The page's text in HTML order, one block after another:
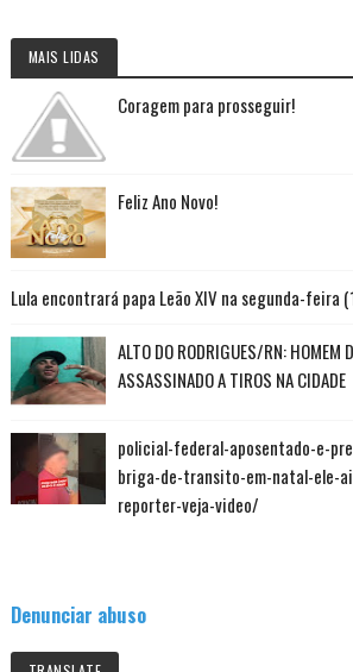
MAIS LIDAS
Coragem para prosseguir!
Feliz Ano Novo!
Lula encontrará papa Leão XIV na segunda-feira
ALTO DO RODRIGUES/RN: HOMEM
ASSASSINADO A TIROS NA CIDADE
policial-federal-aposentado-e-
briga-de-transito-em-natal-ele-
reporter-veja-video/
Denunciar abuso